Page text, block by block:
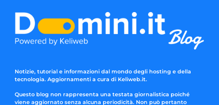
Notizie, tutorial e informazioni dal mondo degli hosting e della
tecnologia. Aggiornamenti a cura di Keliweb.it.
Questo blog non rappresenta una testata giornalistica poiché
viene aggiornato senza alcuna periodicità. Non può pertanto